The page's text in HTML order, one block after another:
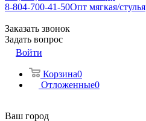
8-804-700-41-50Опт мягкая/стулья
Заказать звонок
Задать вопрос
Войти
Корзина0
Отложенные0
Ваш город